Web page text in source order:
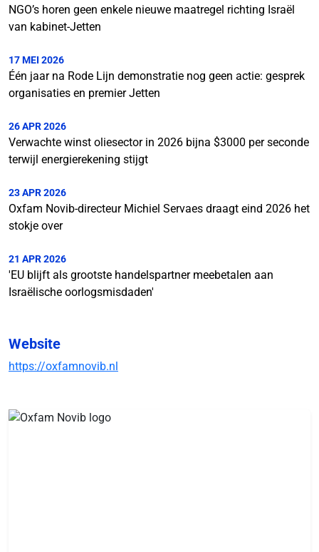
NGO’s horen geen enkele nieuwe maatregel richting Israël
van kabinet-Jetten
17 MEI 2026
Één jaar na Rode Lijn demonstratie nog geen actie: gesprek
organisaties en premier Jetten
26 APR 2026
Verwachte winst oliesector in 2026 bijna $3000 per seconde
terwijl energierekening stijgt
23 APR 2026
Oxfam Novib-directeur Michiel Servaes draagt eind 2026 het
stokje over
21 APR 2026
'EU blijft als grootste handelspartner meebetalen aan
Israëlische oorlogsmisdaden'
Website
https://oxfamnovib.nl